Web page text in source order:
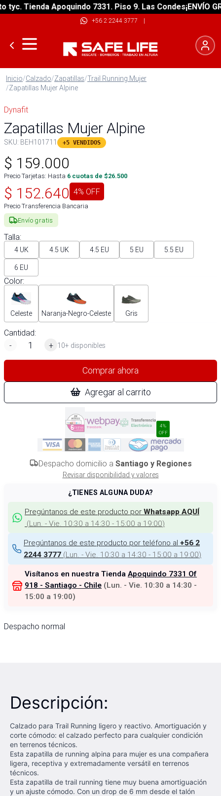
Tienda Apoquindo 7331. Piso 9. Las Condes¡ENVÍO
+56 2 2244 3777 |
Inicio/Calzado/Zapatillas/Trail Running Mujer
/Zapatillas Mujer Alpine
Dynafit
Zapatillas Mujer Alpine
SKU: BEH101711 +5 VENDIDOS
$ 159.000
Precio Tarjetas: Hasta 6 cuotas de $26.500
$ 152.640 4% OFF
Precio Transferencia Bancaria
Envío gratis
Talla:
4 UK 4.5 UK 4.5 EU 5 EU
5.5 EU
6 EU
Color:
Celeste Naranja-Negro-Celeste Gris
Cantidad:
-
+ 10+ disponibles
Comprar ahora
Agregar al carrito
4%
OFF
Despacho domicilio a Santiago y Regiones
Revisar disponibilidad y valores
¿TIENES ALGUNA DUDA?
Pregúntanos de este producto por Whatsapp AQUÍ
(Lun. - Vie. 10:30 a 14:30 - 15:00 a 19:00)
Pregúntanos de este producto por teléfono al +56 2
2244 3777 (Lun. - Vie. 10:30 a 14:30 - 15:00 a 19:00)
Visítanos en nuestra Tienda Apoquindo 7331 Of
918 - Santiago - Chile (Lun. - Vie. 10:30 a 14:30 -
15:00 a 19:00)
Despacho normal
Descripción:
Calzado para Trail Running ligero y reactivo. Amortiguación y
corte cómodo: el calzado perfecto para cualquier condición
en terrenos técnicos.
Esta zapatilla de running alpina para mujer es una compañera
ligera, receptiva y extremadamente versátil en terrenos
técnicos.
Esta zapatilla de trail running tiene muy buena amortiguación
y un ajuste cómodo. Con un drop de 6 mm desde el talón